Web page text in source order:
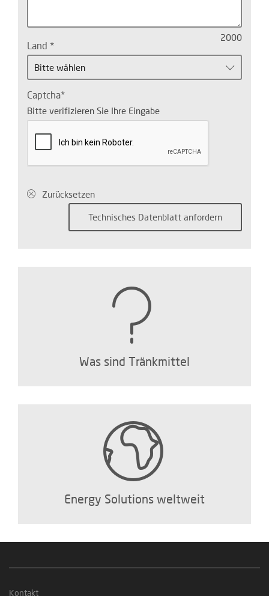
2000
Land
Bitte wählen
Captcha
Bitte verifizieren Sie Ihre Eingabe
Zurücksetzen
Was sind Tränkmittel
Energy Solutions weltweit
Kontakt